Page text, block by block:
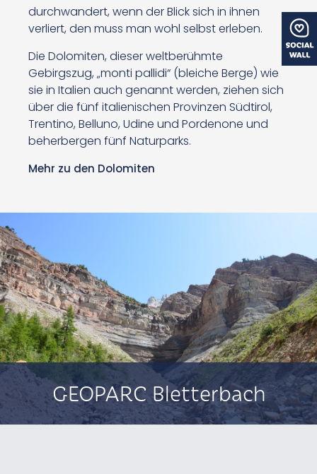
durchwandert, wenn der Blick sich in ihnen
verliert, den muss man wohl selbst erleben.
Die Dolomiten, dieser weltberühmte
Gebirgszug, „monti pallidi“ (bleiche Berge) wie
sie in Italien auch genannt werden, ziehen sich
über die fünf italienischen Provinzen Südtirol,
Trentino, Belluno, Udine und Pordenone und
beherbergen fünf Naturparks.
Mehr zu den Dolomiten
GEOPARC Bletterbach